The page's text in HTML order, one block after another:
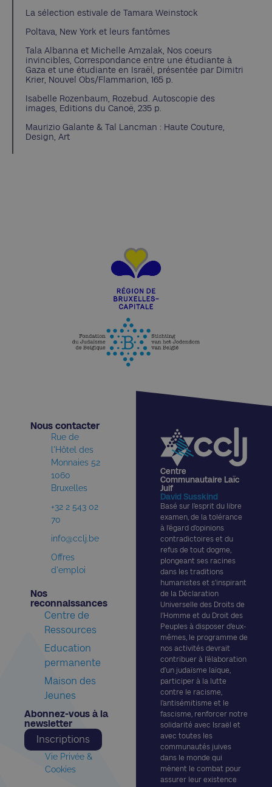
La sélection estivale de Tamara Weinstock
Poltava, New York et leurs fantômes
Tala Albanna et Michelle Amzalak, Nos coeurs
invincibles, Correspondance entre une étudiante à
Gaza et une étudiante en Israël, présentée par Dimitri
Krier, Nouvel Obs/Flammarion, 165 p.
Isabelle Rozenbaum, Rozebud. Autoscopie des
images, Editions du Canoë, 235 p.
Maurizio Galante & Tal Lancman : Haute Couture,
Design, Art
Centre
Communautaire Laïc
Juif
David Susskind
Basé sur l’esprit du libre
examen, de la tolérance
à l’égard d’opinions
contradictoires et du
refus de tout dogme,
plongeant ses racines
dans les traditions
humanistes et s’inspirant
de la Déclaration
Universelle des Droits de
l’Homme et du Droit des
Peuples à disposer d’eux-
mêmes, le programme de
nos activités devrait
contribuer à l’élaboration
d’un judaïsme laïque,
participer à la lutte
contre le racisme,
l’antisémitisme et le
fascisme, renforcer notre
solidarité avec Israël et
avec toutes les
communautés juives
dans le monde qui
mènent le combat pour
assurer leur existence
Nous contacter​
Rue de
l'Hôtel des
Monnaies 52
1060
Bruxelles
+32 2 543 02
70
info@cclj.be
Offres
d'emploi
Nos
reconnaissances​
Centre de
Ressources
Education
permanente
Maison des
Jeunes
Abonnez-vous à la
newsletter​
Inscriptions
Vie Privée &
Cookies